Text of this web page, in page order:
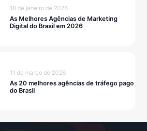
18 de janeiro de 2026
As Melhores Agências de Marketing
Digital do Brasil em 2026
11 de março de 2026
As 20 melhores agências de tráfego pago
do Brasil